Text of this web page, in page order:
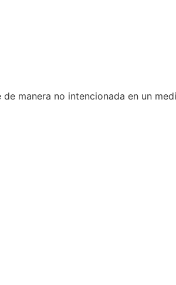
manera no intencionada en un